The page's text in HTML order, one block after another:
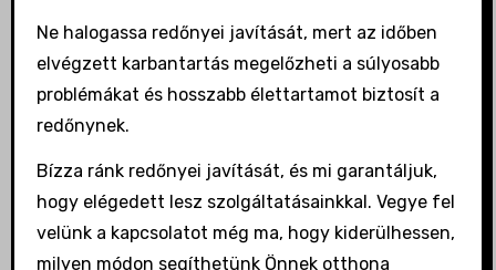
Ne halogassa redőnyei javítását, mert az időben
elvégzett karbantartás megelőzheti a súlyosabb
problémákat és hosszabb élettartamot biztosít a
redőnynek.
Bízza ránk redőnyei javítását, és mi garantáljuk,
hogy elégedett lesz szolgáltatásainkkal. Vegye fel
velünk a kapcsolatot még ma, hogy kiderülhessen,
milyen módon segíthetünk Önnek otthona